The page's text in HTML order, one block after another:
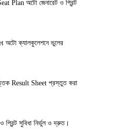
Plan অটো জেনারেট ও প্রিন্ট
অটো ক্যালকুলেশনে ভুলের
Result Sheet প্রস্তুত করা
প্রিন্ট সুবিধা নির্ভুল ও দ্রুত।